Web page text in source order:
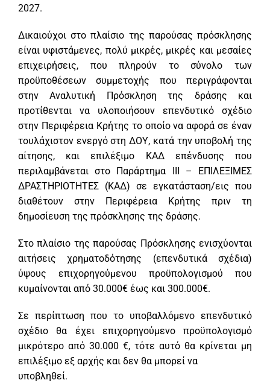
2027.
Δικαιούχοι στο πλαίσιο της παρούσας πρόσκλησης
είναι υφιστάμενες, πολύ μικρές, μικρές και μεσαίες
επιχειρήσεις, που πληρούν το σύνολο των
προϋποθέσεων συμμετοχής που περιγράφονται
στην Αναλυτική Πρόσκληση της δράσης και
προτίθενται να υλοποιήσουν επενδυτικό σχέδιο
στην Περιφέρεια Κρήτης το οποίο να αφορά σε έναν
τουλάχιστον ενεργό στη ΔΟΥ, κατά την υποβολή της
αίτησης, και επιλέξιμο ΚΑΔ επένδυσης που
περιλαμβάνεται στο Παράρτημα ΙΙΙ – ΕΠΙΛΕΞΙΜΕΣ
ΔΡΑΣΤΗΡΙΟΤΗΤΕΣ (ΚΑΔ) σε εγκατάσταση/εις που
διαθέτουν στην Περιφέρεια Κρήτης πριν τη
δημοσίευση της πρόσκλησης της δράσης.
Στο πλαίσιο της παρούσας Πρόσκλησης ενισχύονται
αιτήσεις χρηματοδότησης (επενδυτικά σχέδια)
ύψους επιχορηγούμενου προϋπολογισμού που
κυμαίνονται από 30.000€ έως και 300.000€.
Σε περίπτωση που το υποβαλλόμενο επενδυτικό
σχέδιο θα έχει επιχορηγούμενο προϋπολογισμό
μικρότερο από 30.000 €, τότε αυτό θα κρίνεται μη
επιλέξιμο εξ αρχής και δεν θα μπορεί να
υποβληθεί.